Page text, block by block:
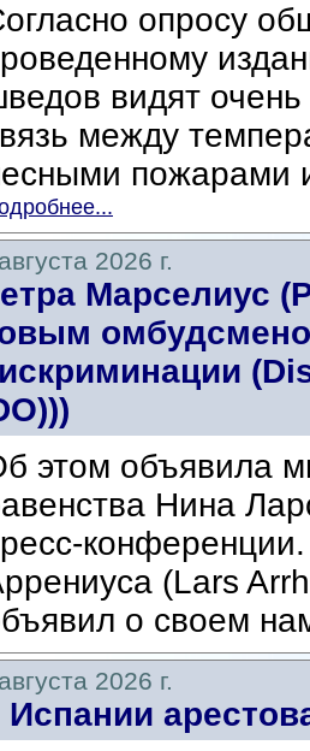
опросу
видят
между
пожарами
2026 г.
Марселиус
этом объявила
Нина
(Lars
о своем
2026 г.
Испании